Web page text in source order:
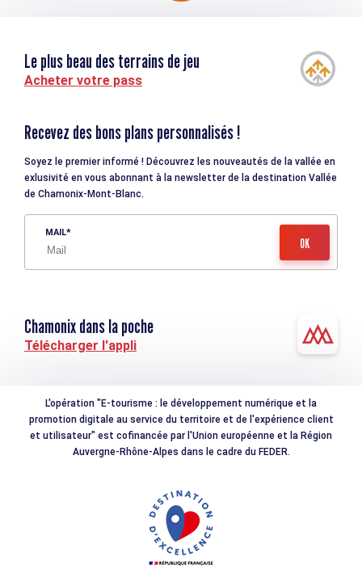
Le plus beau des terrains de jeu
Acheter votre pass
Recevez des bons plans personnalisés !
Soyez le premier informé ! Découvrez les nouveautés de la vallée en
exlusivité en vous abonnant à la newsletter de la destination Vallée
de Chamonix-Mont-Blanc.
MAIL
Chamonix dans la poche
Télécharger l'appli
L'opération "E-tourisme : le développement numérique et la
promotion digitale au service du territoire et de l'expérience client
et utilisateur" est cofinancée par l'Union européenne et la Région
Auvergne-Rhône-Alpes dans le cadre du FEDER.